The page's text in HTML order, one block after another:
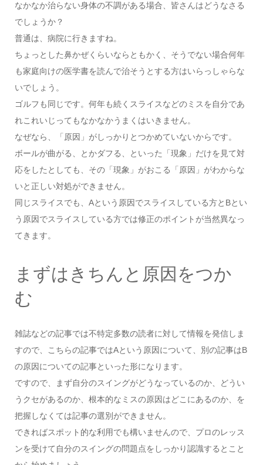
なかなか治らない身体の不調がある場合、皆さんはどうなさる
でしょうか？
普通は、病院に行きますね。
ちょっとした鼻かぜくらいならともかく、そうでない場合何年
も家庭向けの医学書を読んで治そうとする方はいらっしゃらな
いでしょう。
ゴルフも同じです。何年も続くスライスなどのミスを自分であ
れこれいじってもなかなかうまくはいきません。
なぜなら、「原因」がしっかりとつかめていないからです。
ボールが曲がる、とかダフる、といった「現象」だけを見て対
応をしたとしても、その「現象」がおこる「原因」がわからな
いと正しい対処ができません。
同じスライスでも、Aという原因でスライスしている方とBとい
う原因でスライスしている方では修正のポイントが当然異なっ
てきます。
まずはきちんと原因をつか
む
雑誌などの記事では不特定多数の読者に対して情報を発信しま
すので、こちらの記事ではAという原因について、別の記事はB
の原因についての記事といった形になります。
ですので、まず自分のスイングがどうなっているのか、どうい
うクセがあるのか、根本的なミスの原因はどこにあるのか、を
把握しなくては記事の選別ができません。
できればスポット的な利用でも構いませんので、プロのレッス
ンを受けて自分のスイングの問題点をしっかり認識するとこと